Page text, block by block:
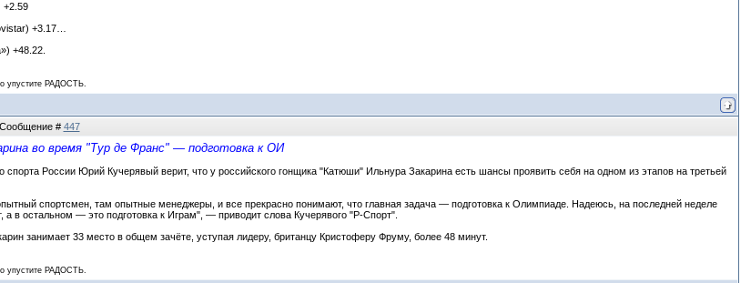
+2.59
+3.17…
+48.22.
упустите РАДОСТЬ.
# 447
во время "Тур де Франс" — подготовка к ОИ
спорта России Юрий Кучерявый верит, что у российского гонщика "Катюши" Ильнура Закарина есть шансы проявить себя на одном из этапов на третьей
спортсмен, там опытные менеджеры, и все прекрасно понимают, что главная задача — подготовка к Олимпиаде. Надеюсь, на последней неделе
а в остальном — это подготовка к Играм", — приводит слова Кучерявого "Р-Спорт".
занимает 33 место в общем зачёте, уступая лидеру, британцу Кристоферу Фруму, более 48 минут.
упустите РАДОСТЬ.